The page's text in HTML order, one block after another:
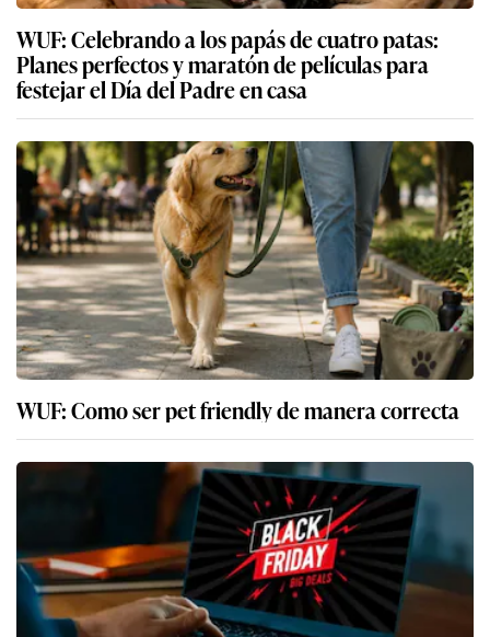
WUF: Celebrando a los papás de cuatro patas:
Planes perfectos y maratón de películas para
festejar el Día del Padre en casa
WUF: Como ser pet friendly de manera correcta